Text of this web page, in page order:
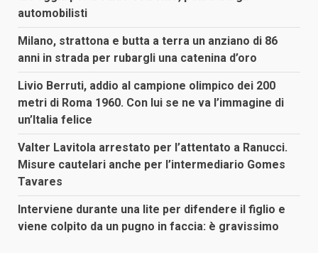
automobilisti
Milano, strattona e butta a terra un anziano di 86
anni in strada per rubargli una catenina d’oro
Livio Berruti, addio al campione olimpico dei 200
metri di Roma 1960. Con lui se ne va l’immagine di
un’Italia felice
Valter Lavitola arrestato per l’attentato a Ranucci.
Misure cautelari anche per l’intermediario Gomes
Tavares
Interviene durante una lite per difendere il figlio e
viene colpito da un pugno in faccia: è gravissimo